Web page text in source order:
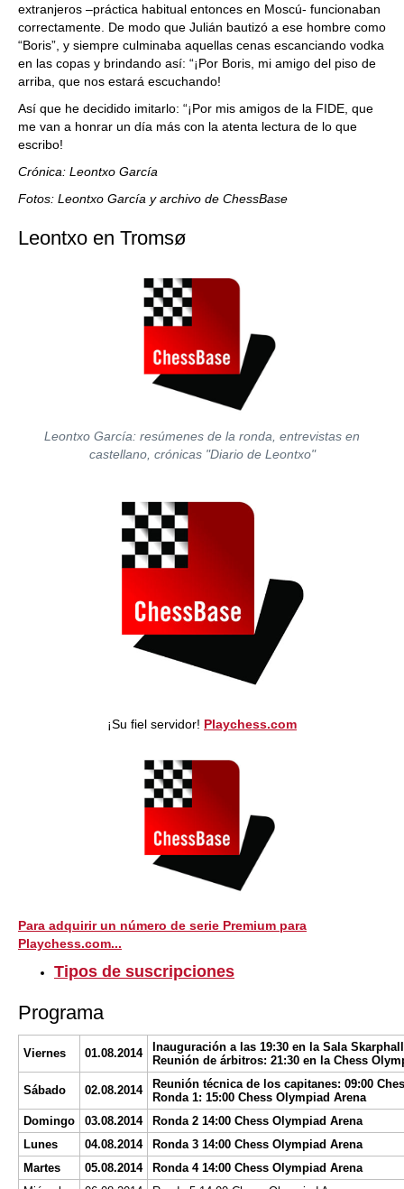
extranjeros –práctica habitual entonces en Moscú- funcionaban
correctamente. De modo que Julián bautizó a ese hombre como
“Boris”, y siempre culminaba aquellas cenas escanciando vodka
en las copas y brindando así: “¡Por Boris, mi amigo del piso de
arriba, que nos estará escuchando!
Así que he decidido imitarlo: “¡Por mis amigos de la FIDE, que
me van a honrar un día más con la atenta lectura de lo que
escribo!
Crónica: Leontxo García
Fotos: Leontxo García y archivo de ChessBase
Leontxo en Tromsø
Leontxo García: resúmenes de la ronda, entrevistas en
castellano, crónicas "Diario de Leontxo"
¡Su fiel servidor! Playchess.com
Para adquirir un número de serie Premium para
Playchess.com...
Tipos de suscripciones
Programa
Viernes 01.08.2014
Inauguración a las 19:30 en la Sala
Reunión de árbitros: 21:30 en la Chess
Sábado 02.08.2014
Reunión técnica de los capitanes: 09:00
Ronda 1: 15:00 Chess Olympiad Arena
Domingo
03.08.2014
Ronda 2 14:00 Chess Olympiad Arena
Lunes
04.08.2014
Ronda 3 14:00 Chess Olympiad Arena
Martes
05.08.2014
Ronda 4 14:00 Chess Olympiad Arena